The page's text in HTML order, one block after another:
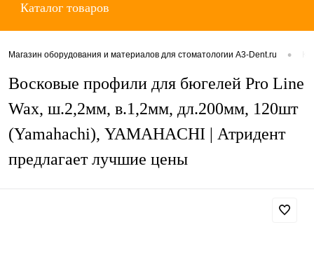
Каталог товаров
Магазин оборудования и материалов для стоматологии A3-Dent.ru •
Восковые профили для бюгелей Pro Line
Wax, ш.2,2мм, в.1,2мм, дл.200мм, 120шт
(Yamahachi), YAMAHACHI | Атридент
предлагает лучшие цены